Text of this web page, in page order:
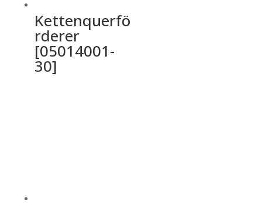
Kettenquerfö
rderer
[05014001-
30]